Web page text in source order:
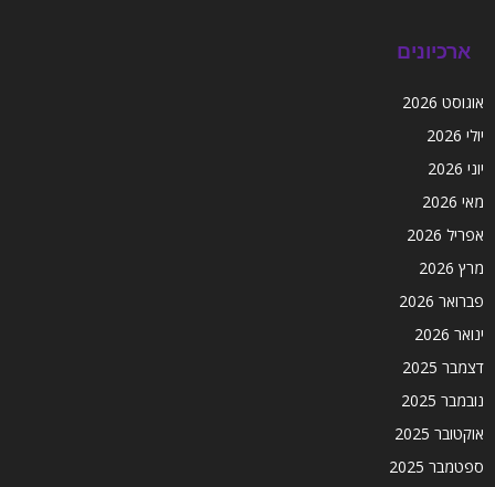
ארכיונים
אוגוסט 2026
יולי 2026
יוני 2026
מאי 2026
אפריל 2026
מרץ 2026
פברואר 2026
ינואר 2026
דצמבר 2025
נובמבר 2025
אוקטובר 2025
ספטמבר 2025